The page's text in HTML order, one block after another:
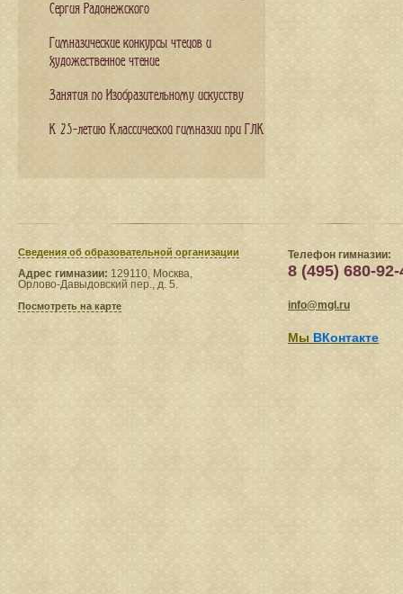
Сергия Радонежского
Гимназические конкурсы чтецов и
художественное чтение
Занятия по Изобразительному искусству
К 25-летию Классической гимназии при ГЛК
Сведения​ об образовательной организации
Адрес гимназии: 129110, Москва,
Орлово-Давыдовский пер., д. 5.
Посмотреть на карте
Телефон гимназии:
8 (495) 680-92-
info@mgl.ru
Мы ВКонтакте